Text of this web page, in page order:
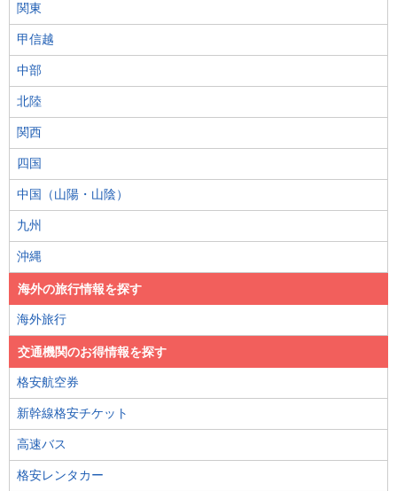
関東
甲信越
中部
北陸
関西
四国
中国（山陽・山陰）
九州
沖縄
海外の旅行情報を探す
海外旅行
交通機関のお得情報を探す
格安航空券
新幹線格安チケット
高速バス
格安レンタカー